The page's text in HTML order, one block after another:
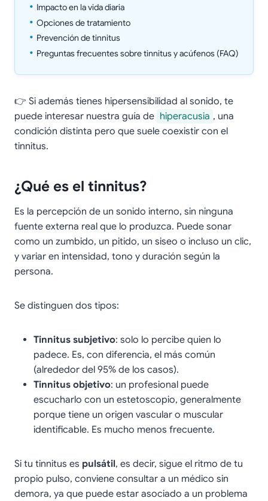
Impacto en la vida diaria
Opciones de tratamiento
Prevención de tinnitus
Preguntas frecuentes sobre tinnitus y acúfenos (FAQ)
👉 Si además tienes hipersensibilidad al sonido, te
puede interesar nuestra guía de hiperacusia , una
condición distinta pero que suele coexistir con el
tinnitus.
¿Qué es el tinnitus?
Es la percepción de un sonido interno, sin ninguna
fuente externa real que lo produzca. Puede sonar
como un zumbido, un pitido, un siseo o incluso un clic,
y variar en intensidad, tono y duración según la
persona.
Se distinguen dos tipos:
Tinnitus subjetivo: solo lo percibe quien lo
padece. Es, con diferencia, el más común
(alrededor del 95% de los casos).
Tinnitus objetivo: un profesional puede
escucharlo con un estetoscopio, generalmente
porque tiene un origen vascular o muscular
identificable. Es mucho menos frecuente.
Si tu tinnitus es pulsátil, es decir, sigue el ritmo de tu
propio pulso, conviene consultar a un médico sin
demora, ya que puede estar asociado a un problema